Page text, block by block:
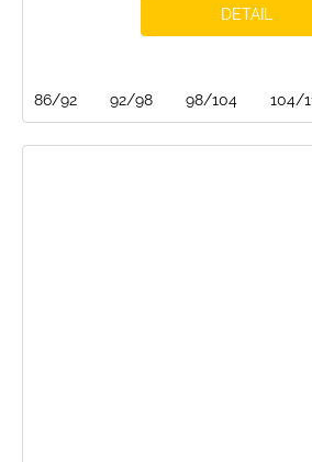
DETAIL
86/92 92/98 98/104 104/